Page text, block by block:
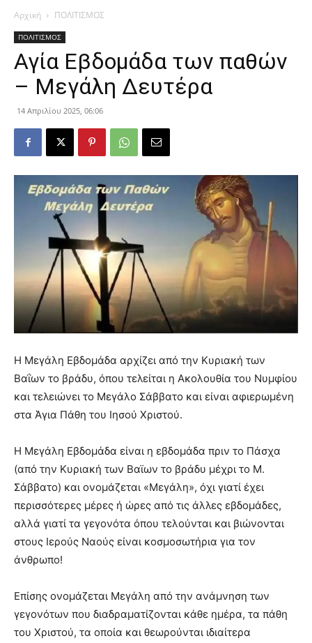
Αρχική ΠΟΛΙΤΙΣΜΟΣ
ΠΟΛΙΤΙΣΜΟΣ
Αγία Εβδομάδα των παθών
– Μεγάλη Δευτέρα
14 Απριλίου 2025, 06:06
Η Μεγάλη Εβδομάδα αρχίζει από την Κυριακή των
Βαΐων το βράδυ, όπου τελείται η Ακολουθία του Νυμφίου
και τελειώνει το Μεγάλο Σάββατο και είναι αφιερωμένη
στα Άγια Πάθη του Ιησού Χριστού.
Η Μεγάλη Εβδομάδα είναι η εβδομάδα πριν το Πάσχα
(από την Κυριακή των Βαϊων το βράδυ μέχρι το Μ.
Σάββατο) και ονομάζεται «Μεγάλη», όχι γιατί έχει
περισσότερες μέρες ή ώρες από τις άλλες εβδομάδες,
αλλά γιατί τα γεγονότα όπου τελούνται και βιώνονται
στους Ιερούς Ναούς είναι κοσμοσωτήρια για τον
άνθρωπο!
Επίσης ονομάζεται Μεγάλη από την ανάμνηση των
γεγονότων που διαδραματίζονται κάθε ημέρα, τα πάθη
του Χριστού, τα οποία και θεωρούνται ιδιαίτερα